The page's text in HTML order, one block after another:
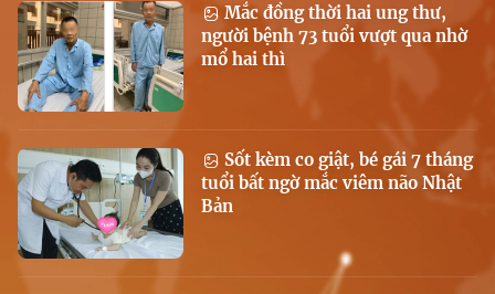
Mắc đồng thời hai ung thư,
người bệnh 73 tuổi vượt qua nhờ
mổ hai thì
Sốt kèm co giật, bé gái 7 tháng
tuổi bất ngờ mắc viêm não Nhật
Bản